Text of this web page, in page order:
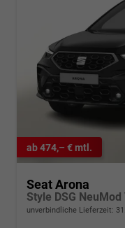
ab 474,– € mtl.
Seat Arona
Style DSG NeuMod
unverbindliche Lieferzeit: